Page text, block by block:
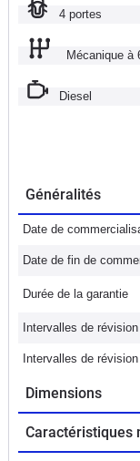
4 portes
Mécanique à
Diesel
Généralités
Date de
Date de fin de
Durée de la garantie
Intervalles de
Intervalles de
Dimensions
Caractéristiques